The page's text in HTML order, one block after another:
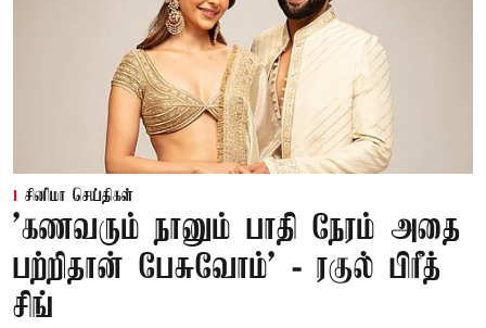
சினிமா செய்திகள்
’கணவரும் நானும் பாதி நேரம் அதை
பற்றிதான் பேசுவோம்’ - ரகுல் பிரீத்
சிங்